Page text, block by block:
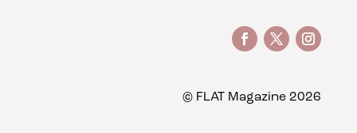
© FLAT Magazine 2026